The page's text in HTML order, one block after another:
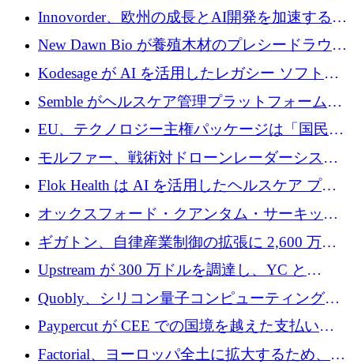
スタートアップ向けに 1 億 300 万ユーロのフ
ァンドを立ち上げる
Innovorder、欧州の成長とAI開発を加速するた
めに2,000万ユーロを確保
New Dawn Bio が養殖木材のプレシードラウン
ドで 210 万ユーロを調達
Kodesage が AI を活用したレガシー ソフトウ
ェアの最新化のために 660 万ドルを調達
Semble がヘルスケア管理プラットフォームを
拡大するためにシリーズ C で 3,000 万ポンド
を調達
EU、テクノロジー主権パッケージは「国民の
保護」に関するものだと発言
モルファー、戦術対ドローンレーダーシステ
ムを最前線に近づけるために150万ユーロを調
Flok Health は AI を活用したヘルスケア プラ
ットフォームの成長に 1,250 万ドルを投資
オックスフォード・クアンタム・サーキット
が「成人向け」2億6,000万ポンドの資金調達
ラウンドを獲得
ギガトン、自律産業制御の拡張に 2,600 万ド
ルを調達
Upstream が 300 万ドルを調達し、YC と
Xavier Niel が支援する共同 AI 受信箱を立ち上
げる
Quobly、シリコン量子コンピューティングの
商用化のためにシリーズ A で 1 億 1,500 万ユ
ーロを調達
Paypercut が CEE での国境を越えた支払いを
拡大するために 500 万ユーロを確保
Factorial、ヨーロッパ全土に拡大するため、25